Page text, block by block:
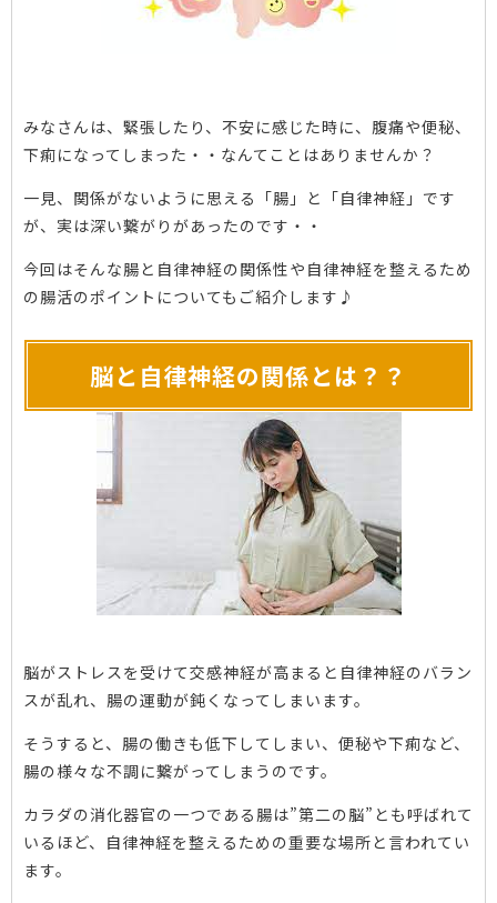
みなさんは、緊張したり、不安に感じた時に、腹痛や便秘、
下痢になってしまった・・なんてことはありませんか？
一見、関係がないように思える「腸」と「自律神経」です
が、実は深い繋がりがあったのです・・
今回はそんな腸と自律神経の関係性や自律神経を整えるため
の腸活のポイントについてもご紹介します♪
脳と自律神経の関係とは？？
脳がストレスを受けて交感神経が高まると自律神経のバラン
スが乱れ、腸の運動が鈍くなってしまいます。
そうすると、腸の働きも低下してしまい、便秘や下痢など、
腸の様々な不調に繋がってしまうのです。
カラダの消化器官の一つである腸は”第二の脳”とも呼ばれて
いるほど、自律神経を整えるための重要な場所と言われてい
ます。